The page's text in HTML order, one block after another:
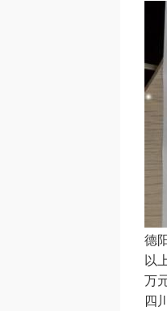
德
以
万
四